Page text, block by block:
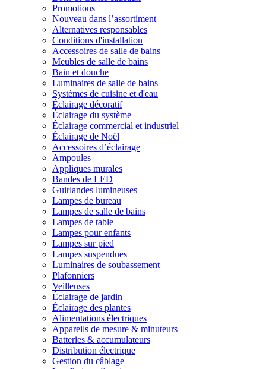
Promotions
Nouveau dans l’assortiment
Alternatives responsables
Conditions d'installation
Accessoires de salle de bains
Meubles de salle de bains
Bain et douche
Luminaires de salle de bains
Systèmes de cuisine et d'eau
Éclairage décoratif
Éclairage du système
Éclairage commercial et industriel
Éclairage de Noël
Accessoires d’éclairage
Ampoules
Appliques murales
Bandes de LED
Guirlandes lumineuses
Lampes de bureau
Lampes de salle de bains
Lampes de table
Lampes pour enfants
Lampes sur pied
Lampes suspendues
Luminaires de soubassement
Plafonniers
Veilleuses
Éclairage de jardin
Éclairage des plantes
Alimentations électriques
Appareils de mesure & minuteurs
Batteries & accumulateurs
Distribution électrique
Gestion du câblage